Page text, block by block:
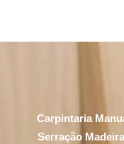
Carpintaria
Serração